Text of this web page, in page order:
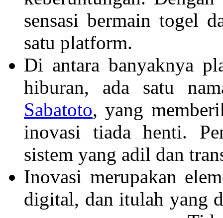
sensasi bermain togel
satu platform.
Di antara banyaknya
hiburan, ada satu
Sabatoto, yang
inovasi tiada henti.
sistem yang adil dan
Inovasi merupakan
digital, dan itulah yang